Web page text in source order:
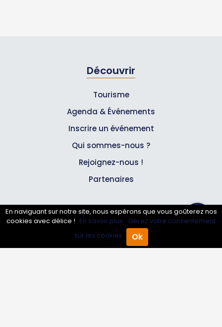
Annuaire Pro Agenda
Découvrir
Tourisme
Agenda & Événements
Inscrire un événement
Qui sommes-nous ?
Rejoignez-nous !
Partenaires
Professionnels
Annuaire pro
Inscrire mon entreprise
En naviguant sur notre site, nous espérons que vous goûterez nos
cookies avec délice ! En savoir plus. Gérez votre consentement
sur les cookies.
Ok